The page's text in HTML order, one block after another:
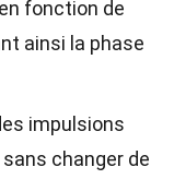
fonction de
ainsi la phase
impulsions
changer de